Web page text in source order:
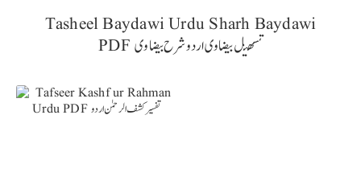
Tasheel Baydawi Urdu Sharh Baydawi
PDF تسھیل بیضاوی اردو شرح بیضاوی